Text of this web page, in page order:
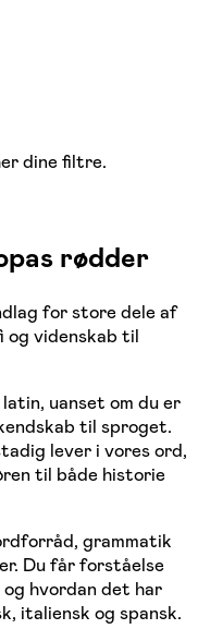
dine filtre.
rødder
for store dele af
og videnskab til
uanset om du er
til sproget.
lever i vores ord,
til både historie
grammatik
Du får forståelse
hvordan det har
italiensk og spansk.